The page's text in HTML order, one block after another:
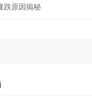
跌原因揭秘